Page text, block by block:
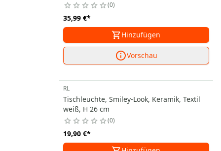
0
35,99 €*
Hinzufügen
Vorschau
RL
Tischleuchte, Smiley-Look, Keramik, Textil
weiß, H 26 cm
0
19,90 €*